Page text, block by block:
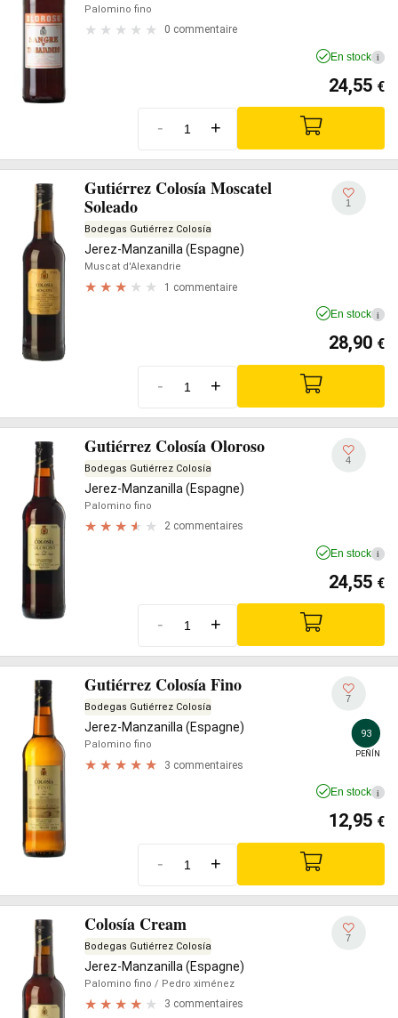
Palomino fino
0 commentaire
En stock i
24,55 €
- +
Gutiérrez Colosía Moscatel
Soleado
Bodegas Gutiérrez Colosía
Jerez-Manzanilla (Espagne)
Muscat d'Alexandrie
1 commentaire
1
En stock i
28,90 €
- +
Gutiérrez Colosía Oloroso
Bodegas Gutiérrez Colosía
Jerez-Manzanilla (Espagne)
Palomino fino
2 commentaires
4
En stock i
24,55 €
- +
Gutiérrez Colosía Fino
Bodegas Gutiérrez Colosía
Jerez-Manzanilla (Espagne)
Palomino fino
3 commentaires
7
93
PEÑÍN
En stock i
12,95 €
- +
Colosía Cream
Bodegas Gutiérrez Colosía
Jerez-Manzanilla (Espagne)
Palomino fino / Pedro ximénez
3 commentaires
7